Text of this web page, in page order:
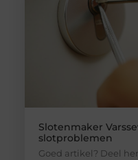
Slotenmaker
slotproblemen
Goed artikel? Deel